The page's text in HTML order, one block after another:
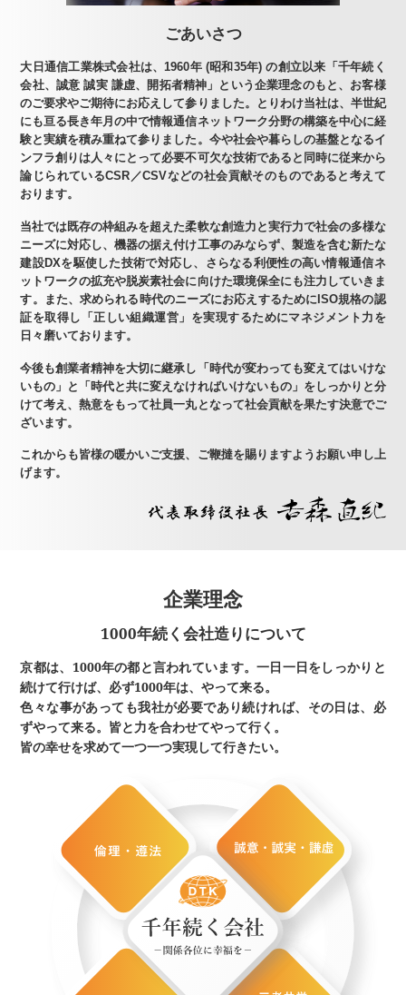
ごあいさつ
大日通信工業株式会社は、1960年 (昭和35年) の創立以来「千年続く
会社、誠意 誠実 謙虚、開拓者精神」という企業理念のもと、お客様
のご要求やご期待にお応えして参りました。とりわけ当社は、半世紀
にも亘る長き年月の中で情報通信ネットワーク分野の構築を中心に経
験と実績を積み重ねて参りました。今や社会や暮らしの基盤となるイ
ンフラ創りは人々にとって必要不可欠な技術であると同時に従来から
論じられているCSR／CSVなどの社会貢献そのものであると考えて
おります。
当社では既存の枠組みを超えた柔軟な創造力と実行力で社会の多様な
ニーズに対応し、機器の据え付け工事のみならず、製造を含む新たな
建設DXを駆使した技術で対応し、さらなる利便性の高い情報通信ネ
ットワークの拡充や脱炭素社会に向けた環境保全にも注力していきま
す。また、求められる時代のニーズにお応えするためにISO規格の認
証を取得し「正しい組織運営」を実現するためにマネジメント力を
日々磨いております。
今後も創業者精神を大切に継承し「時代が変わっても変えてはいけな
いもの」と「時代と共に変えなければいけないもの」をしっかりと分
けて考え、熱意をもって社員一丸となって社会貢献を果たす決意でご
ざいます。
これからも皆様の暖かいご支援、ご鞭撻を賜りますようお願い申し上
げます。
企業理念
1000年続く会社造りについて
京都は、1000年の都と言われています。一日一日をしっかりと
続けて行けば、必ず1000年は、やって来る。
色々な事があっても我社が必要であり続ければ、その日は、必
ずやって来る。皆と力を合わせてやって行く。
皆の幸せを求めて一つ一つ実現して行きたい。